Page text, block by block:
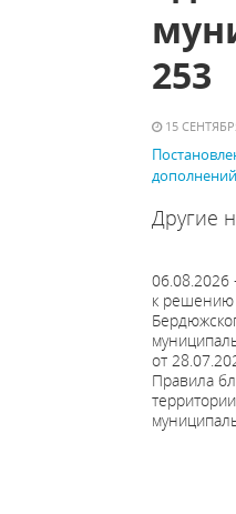
253
15
Другие
к
от
Правила